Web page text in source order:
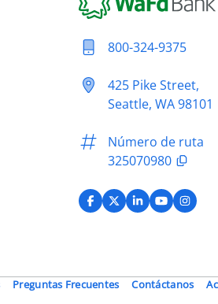
800-324-9375
425 Pike Street,
Seattle, WA 98101
Número de ruta
325070980
FacebookX (Twitter)
LinkedInYouTube
Preguntas Frecuentes Contáctanos